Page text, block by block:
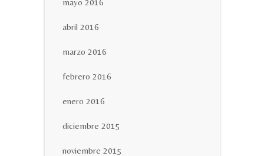
mayo 2016
abril 2016
marzo 2016
febrero 2016
enero 2016
diciembre 2015
noviembre 2015